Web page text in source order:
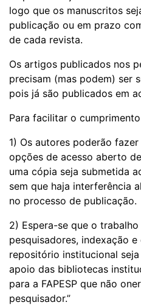
logo que os manuscritos
publicação ou em prazo
de cada revista.
Os artigos publicados nos
precisam (mas podem) ser
pois já são publicados em
Para facilitar o
1) Os autores poderão
opções de acesso aberto
uma cópia seja submetida
sem que haja interferência
no processo de publicação.
2) Espera-se que o
pesquisadores, indexação
repositório institucional
apoio das bibliotecas
para a FAPESP que não
pesquisador.”